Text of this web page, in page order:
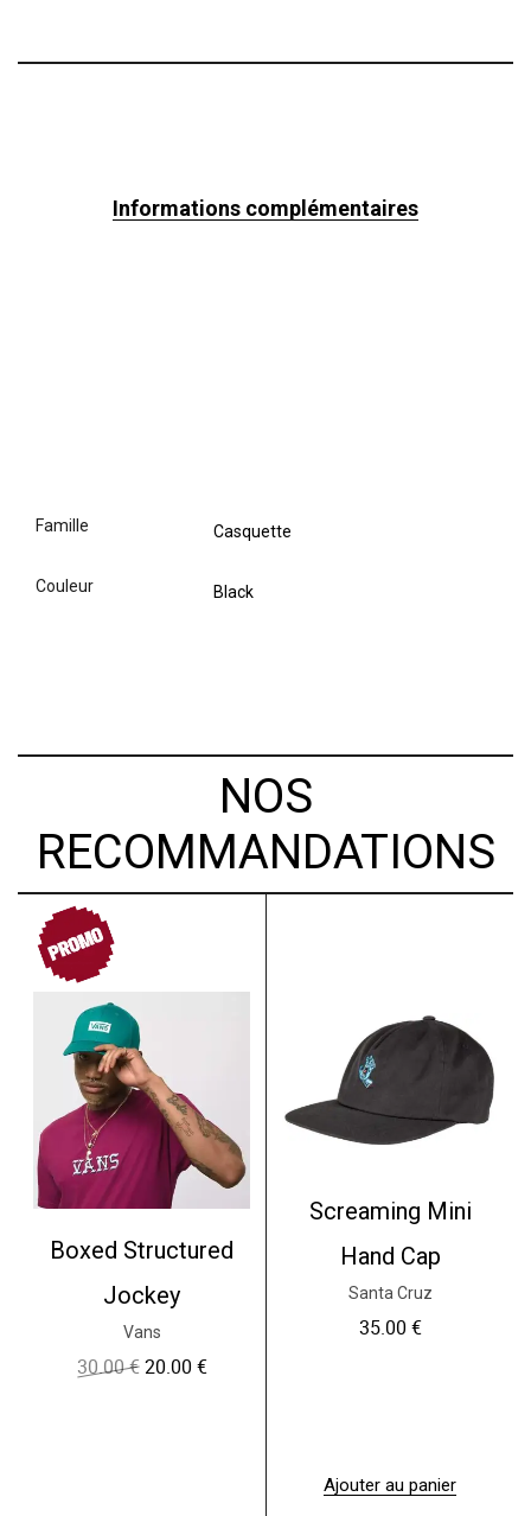
Informations complémentaires
famille Casquette
couleur Black
NOS
RECOMMANDATIONS
PROMO
Boxed Structured
Jockey
Vans
30.00€ L
20.00 €L
Screaming Mini
Hand Cap
Santa Cruz
35.00 €
Ajouter au panier